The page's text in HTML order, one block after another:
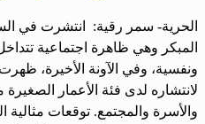
الحرية- سمر رقية: انتشرت في
المبكر وهي ظاهرة اجتماعية
ونفسية، وفي الآونة الأخيرة،
لانتشاره لدى فئة الأعمار
والأسرة والمجتمع. توقعات مثالية